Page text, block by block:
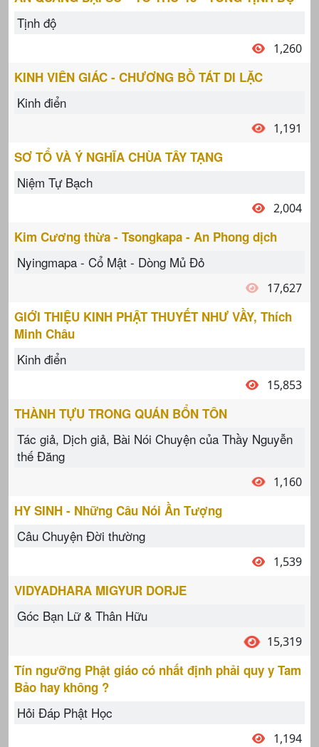
Tịnh độ
1,260
KINH VIÊN GIÁC - CHƯƠNG BỒ TÁT DI LẶC
Kinh điển
1,191
SƠ TỔ VÀ Ý NGHĨA CHÙA TÂY TẠNG
Niệm Tự Bạch
2,004
Kim Cương thừa - Tsongkapa - An Phong dịch
Nyingmapa - Cổ Mật - Dòng Mủ Đỏ
17,627
GIỚI THIỆU KINH PHẬT THUYẾT NHƯ VẦY, Thích
Minh Châu
Kinh điển
15,853
THÀNH TỰU TRONG QUÁN BỔN TÔN
Tác giả, Dịch giả, Bài Nói Chuyện của Thầy Nguyễn
thế Đăng
1,160
HY SINH - Những Câu Nói Ần Tượng
Câu Chuyện Đời thường
1,539
VIDYADHARA MIGYUR DORJE
Góc Bạn Lữ & Thân Hữu
15,319
Tín ngưỡng Phật giáo có nhất định phải quy y Tam
Bảo hay không ?
Hỏi Đáp Phật Học
1,194